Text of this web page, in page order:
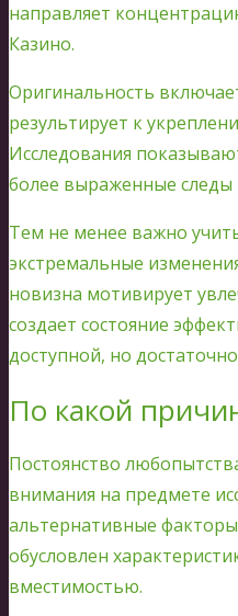
направляет
Казино.
Оригинальность
результирует к
Исследования
более выраженные следы
Тем не менее важно
экстремальные
новизна мотивирует
создает состояние
доступной, но
По какой
Постоянство
внимания на предмете
альтернативные
обусловлен
вместимостью.